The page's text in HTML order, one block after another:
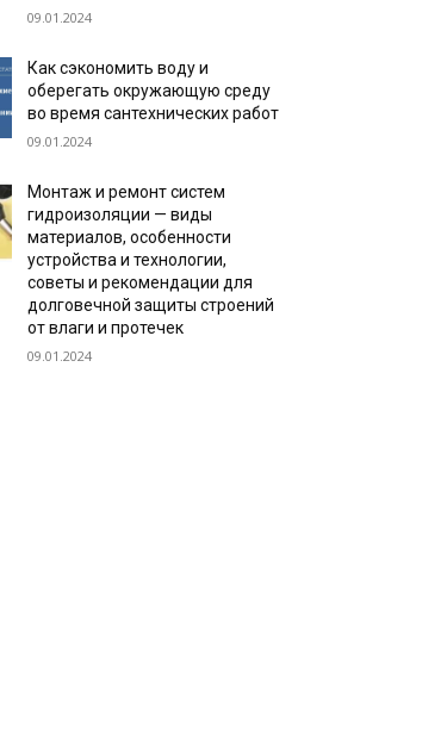
09.01.2024
Как сэкономить воду и
оберегать окружающую среду
во время сантехнических работ
09.01.2024
Монтаж и ремонт систем
гидроизоляции — виды
материалов, особенности
устройства и технологии,
советы и рекомендации для
долговечной защиты строений
от влаги и протечек
09.01.2024